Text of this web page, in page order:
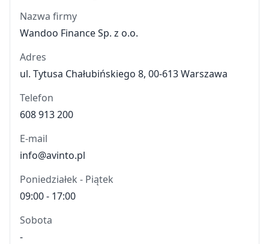
Nazwa firmy
Wandoo Finance Sp. z o.o.
Adres
ul. Tytusa Chałubińskiego 8, 00-613 Warszawa
Telefon
608 913 200
E-mail
info@avinto.pl
Poniedziałek - Piątek
09:00 - 17:00
Sobota
-